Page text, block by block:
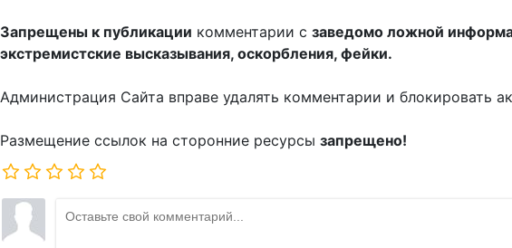
Запрещены к публикации комментарии с заведомо ложной
экстремистские высказывания, оскорбления, фейки.
Администрация Сайта вправе удалять комментарии и блокировать
Размещение ссылок на сторонние ресурсы запрещено!